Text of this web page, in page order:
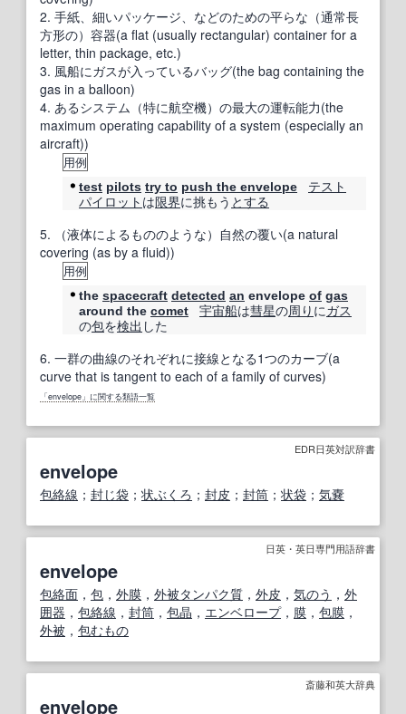
2. 手紙、細いパッケージ、などのための平らな（通常長
方形の）容器(a flat (usually rectangular) container for a
letter, thin package, etc.)
3. 風船にガスが入っているバッグ(the bag containing the
gas in a balloon)
4. あるシステム（特に航空機）の最大の運転能力(the
maximum operating capability of a system (especially an
aircraft))
用例
test pilots try to push the envelope
テスト
パイロット は限界に挑もう とする
5. （液体によるもののような）自然の覆い(a natural
covering (as by a fluid))
用例
the spacecraft detected an envelope of gas
around the comet 宇宙船は彗星の周り にガス
の包を検出 した
6. 一群の曲線のそれぞれに接線となる1つのカーブ(a
curve that is tangent to each of a family of curves)
「envelope」に関する類語一覧
EDR日英対訳辞書
envelope
包絡線 ； 封じ袋 ； 状ぶくろ ； 封皮 ； 封筒 ； 状袋 ； 気嚢
日英・英日専門用語辞書
envelope
包絡面 ， 包 ， 外膜 ， 外被タンパク質 ， 外皮 ， 気のう ， 外
囲器 ， 包絡線 ， 封筒 ， 包晶 ， エンベロープ， 膜 ， 包膜 ，
外被 ， 包むもの
斎藤和英大辞典
envelope